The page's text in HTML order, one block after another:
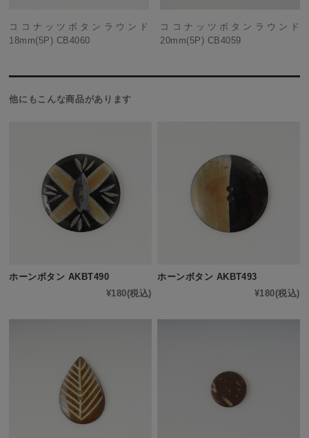
ココナッツボタンラウンド
18mm(5P) CB4060
ココナッツボタンラウンド
20mm(5P) CB4059
他にもこんな商品があります
ホーンボタン AKBT490
¥180(税込)
ホーンボタン AKBT493
¥180(税込)